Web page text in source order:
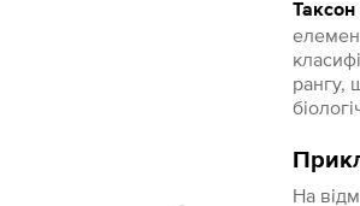
Таксон
рангу,
На